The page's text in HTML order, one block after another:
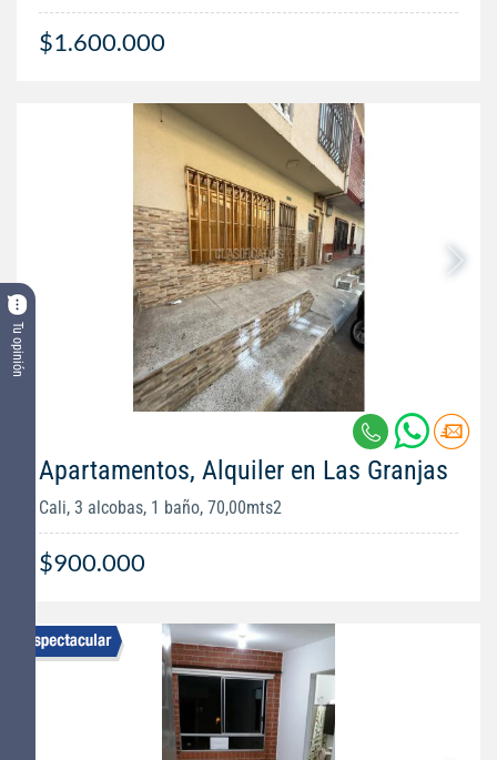
Tu opinión
$1.600.000
Apartamentos, Alquiler en Las Granjas
Cali, 3 alcobas, 1 baño, 70,00mts2
$900.000